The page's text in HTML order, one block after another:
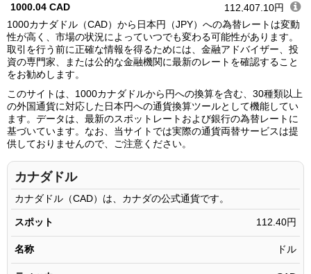
1000.04 CAD 112,407.10円
1000.05 CAD 112,408.22円
1000.06 CAD 112,409.34円
1000.07 CAD
1000.08 CAD 112,411.59円
1000.09 CAD 112,412.72円
1000.10 CAD
1000.11 CAD
1000.12 CAD
1000.13 CAD 112,417.21円
1000.14 CAD 112,418.34円
1000.15 CAD 112,419.46円
1000カナダドル（CAD）から日本円（JPY）への為替レートは変動
性が高く、市場の状況によっていつでも変わる可能性があります。
取引を行う前に正確な情報を得るためには、金融アドバイザー、投
資の専門家、または公的な金融機関に最新のレートを確認すること
をお勧めします。
このサイトは、1000カナダドルから円への換算を含む、30種類以上
の外国通貨に対応した日本円への通貨換算ツールとして機能してい
ます。データは、最新のスポットレートおよび銀行の為替レートに
基づいています。なお、当サイトでは実際の通貨両替サービスは提
供しておりませんので、ご注意ください。
カナダドル
カナダドル（CAD）は、カナダの公式通貨です。
スポット 112.40円
名称 ドル